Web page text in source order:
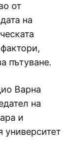
от
на
пътуване.
Варна
на
и
университет